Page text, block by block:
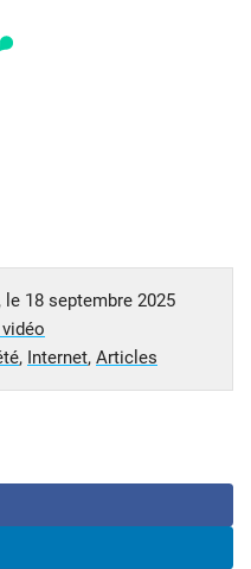
, le 18 septembre 2025
, Internet, Articles